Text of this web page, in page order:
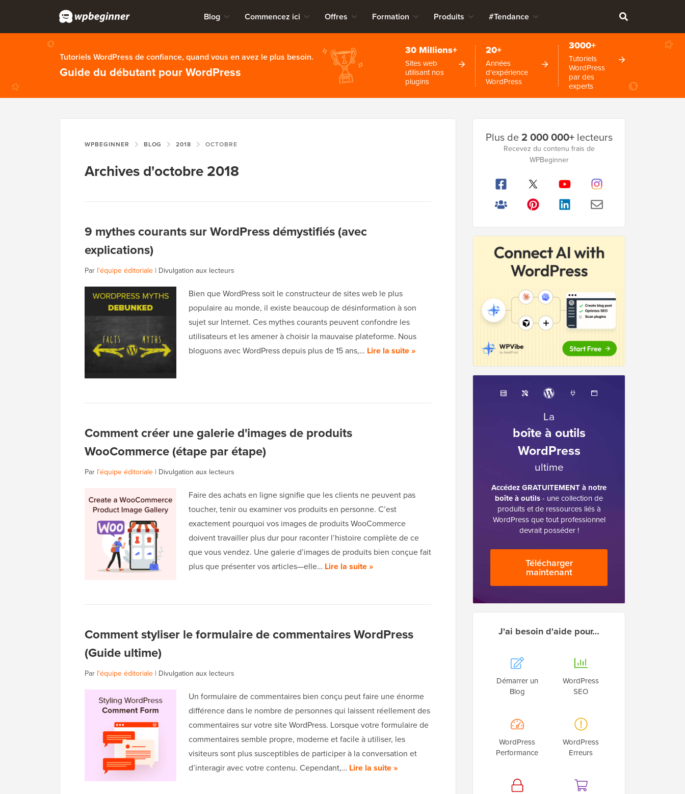
Blog Commencez ici Offres Formation Produits #Tendance
Tutoriels WordPress de confiance, quand vous en avez le plus besoin.
Guide du débutant pour WordPress
30 Millions+
Sites web
utilisant nos
plugins
20+
Années
d'expérience
WordPress
3000+
Tutoriels
WordPress
par des
experts
WPBEGINNER BLOG 2018 OCTOBRE
Archives d'octobre 2018
9 mythes courants sur WordPress démystifiés (avec
explications)
Par l'équipe éditoriale | Divulgation aux lecteurs
Bien que WordPress soit le constructeur de sites web le plus
populaire au monde, il existe beaucoup de désinformation à son
sujet sur Internet. Ces mythes courants peuvent confondre les
utilisateurs et les amener à choisir la mauvaise plateforme. Nous
bloguons avec WordPress depuis plus de 15 ans,… Lire la suite »
Comment créer une galerie d'images de produits
WooCommerce (étape par étape)
Par l'équipe éditoriale | Divulgation aux lecteurs
Faire des achats en ligne signifie que les clients ne peuvent pas
toucher, tenir ou examiner vos produits en personne. C’est
exactement pourquoi vos images de produits WooCommerce
doivent travailler plus dur pour raconter l’histoire complète de ce
que vous vendez. Une galerie d’images de produits bien conçue fait
plus que présenter vos articles—elle… Lire la suite »
Comment styliser le formulaire de commentaires WordPress
(Guide ultime)
Par l'équipe éditoriale | Divulgation aux lecteurs
Un formulaire de commentaires bien conçu peut faire une énorme
différence dans le nombre de personnes qui laissent réellement des
commentaires sur votre site WordPress. Lorsque votre formulaire de
commentaires semble propre, moderne et facile à utiliser, les
visiteurs sont plus susceptibles de participer à la conversation et
d’interagir avec votre contenu. Cependant,… Lire la suite »
latérale
Plus de2 000 000+lecteurs
Recevez du contenu frais de
WPBeginner
La
boîte à outils
WordPress
ultime
Accédez GRATUITEMENT à notre
boîte à outils- une collection de
produits et de ressources liés à
WordPress que tout professionnel
devrait posséder !
Télécharger
maintenant
J'ai besoin d'aide pour…
Démarrer un
Blog
WordPress
SEO
WordPress
Performance
WordPress
Erreurs